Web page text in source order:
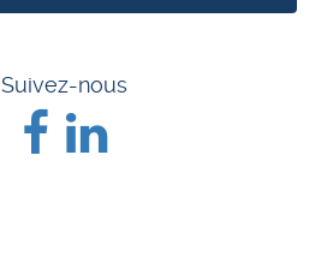
Suivez-nous